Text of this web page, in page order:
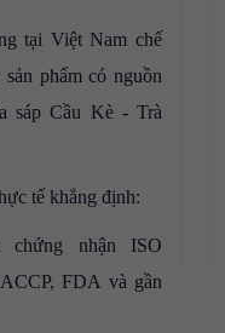
tại Việt Nam chế
phẩm có nguồn
sáp Cầu Kè - Trà
tế khẳng định:
nhận ISO
FDA và gần